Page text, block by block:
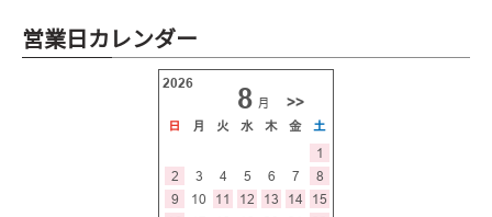
営業日カレンダー